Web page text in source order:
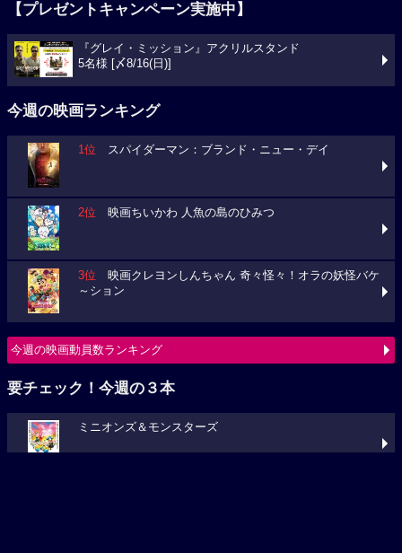
【プレゼントキャンペーン実施中】
『グレイ・ミッション』アクリルスタンド
5名様 [〆8/16(日)]
今週の映画ランキング
1位 スパイダーマン：ブランド・ニュー・デイ
2位 映画ちいかわ 人魚の島のひみつ
3位 映画クレヨンしんちゃん 奇々怪々！オラの妖怪バケ
～ション
今週の映画動員数ランキング
要チェック！今週の３本
ミニオンズ＆モンスターズ